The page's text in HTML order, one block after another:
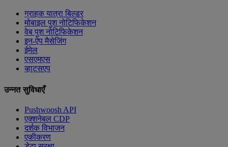
ग्राहक यात्रा बिल्डर
मोबाइल पुश नोटिफिकेशन
वेब पुश नोटिफिकेशन
इन-ऐप मैसेजिंग
ईमेल
एसएमएस
व्हाट्सएप
उन्नत सुविधाएँ
Pushwoosh API
एक्शनेबल CDP
दर्शक विभाजन
एकीकरण